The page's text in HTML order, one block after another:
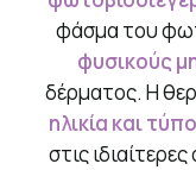
φάσμα του
φυσικούς
δέρματος. Η
ηλικία και
στις